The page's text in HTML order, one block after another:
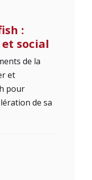
:
social
de la
et
pour
de sa